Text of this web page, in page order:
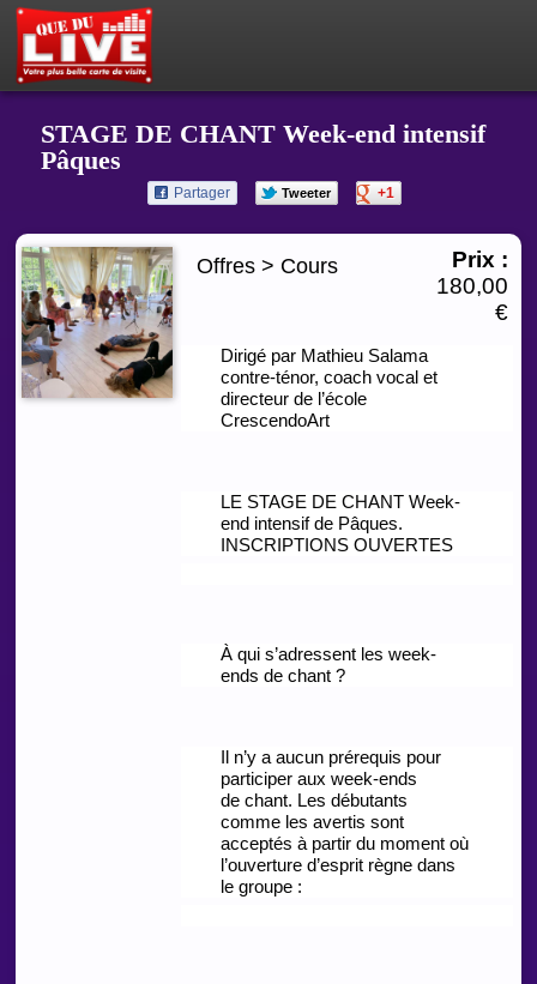
STAGE DE CHANT Week-end intensif
Pâques
Partager Tweeter +1
Prix :
180,00
€
Offres > Cours
Dirigé par Mathieu Salama
contre-ténor, coach vocal et
directeur de l’école
CrescendoArt
LE STAGE DE CHANT Week-
end intensif de Pâques.
INSCRIPTIONS OUVERTES
À qui s’adressent les week-
ends de chant ?
Il n’y a aucun prérequis pour
participer aux week-ends
de chant. Les débutants
comme les avertis sont
acceptés à partir du moment où
l’ouverture d’esprit règne dans
le groupe :